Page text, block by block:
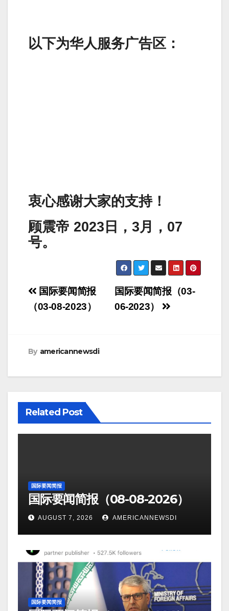
以下为华人服务广告区：
衷心感谢大家的支持！
顾震帝 2023日，3月，07
号。
Post
navigation
国际要闻简报（03-
06-2023）
国际要闻简报
（03-08-2023）
By americannewsdi
Related Post
国际要闻简报
国际要闻简报（08-08-2026）
AUGUST 7, 2026 AMERICANNEWSDI
国际要闻简报